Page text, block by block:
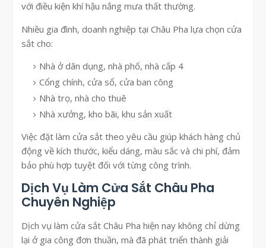
với điều kiện khí hậu nắng mưa thất thường.
Nhiều gia đình, doanh nghiệp tại Châu Pha lựa chọn cửa
sắt cho:
Nhà ở dân dụng, nhà phố, nhà cấp 4
Cổng chính, cửa sổ, cửa ban công
Nhà trọ, nhà cho thuê
Nhà xưởng, kho bãi, khu sản xuất
Việc đặt làm cửa sắt theo yêu cầu giúp khách hàng chủ
động về kích thước, kiểu dáng, màu sắc và chi phí, đảm
bảo phù hợp tuyệt đối với từng công trình.
Dịch Vụ Làm Cửa Sắt Châu Pha
Chuyên Nghiệp
Dịch vụ làm cửa sắt Châu Pha hiện nay không chỉ dừng
lại ở gia công đơn thuần, mà đã phát triển thành giải